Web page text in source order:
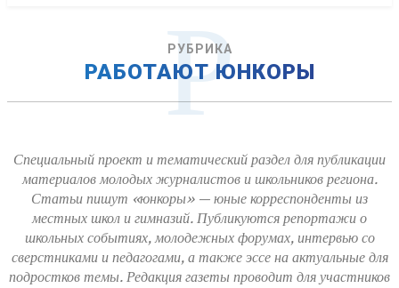
РУБРИКА
РАБОТАЮТ ЮНКОРЫ
Р
Специальный проект и тематический раздел для публикации
материалов молодых журналистов и школьников региона.
Статьи пишут «юнкоры» — юные корреспонденты из
местных школ и гимназий. Публикуются репортажи о
школьных событиях, молодежных форумах, интервью со
сверстниками и педагогами, а также эссе на актуальные для
подростков темы. Редакция газеты проводит для участников